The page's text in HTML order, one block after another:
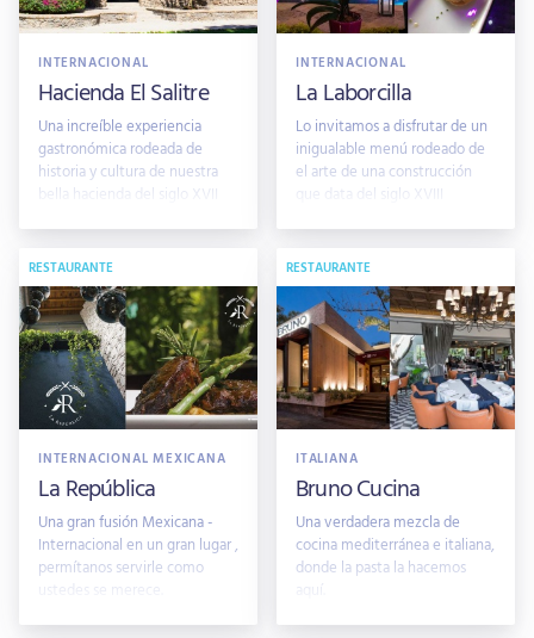
INTERNACIONAL
Hacienda El Salitre
Una increíble experiencia
gastronómica rodeada de
historia y cultura de nuestra
bella hacienda del siglo XVII
INTERNACIONAL
La Laborcilla
Lo invitamos a disfrutar de un
inigualable menú rodeado de
el arte de una construcción
que data del siglo XVIII
RESTAURANTE
INTERNACIONAL MEXICANA
La República
Una gran fusión Mexicana -
Internacional en un gran lugar ,
permítanos servirle como
RESTAURANTE
ITALIANA
Bruno Cucina
Una verdadera mezcla de
cocina mediterránea e italiana,
donde la pasta la hacemos